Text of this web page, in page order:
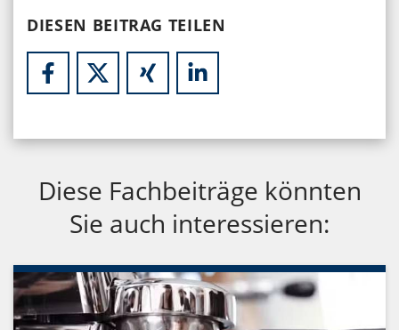
DIESEN BEITRAG TEILEN
Diese Fachbeiträge könnten
Sie auch interessieren: